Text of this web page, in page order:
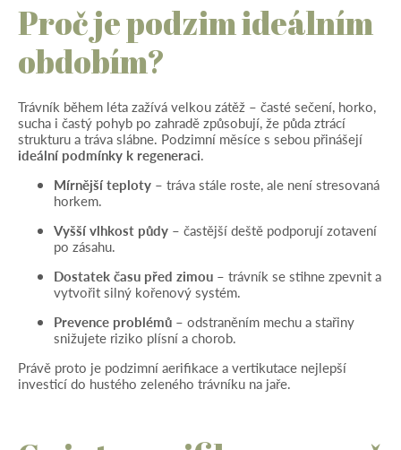
Proč je podzim ideálním
obdobím?
Trávník během léta zažívá velkou zátěž – časté sečení, horko,
sucha i častý pohyb po zahradě způsobují, že půda ztrácí
strukturu a tráva slábne. Podzimní měsíce s sebou přinášejí
ideální podmínky k regeneraci.
Mírnější teploty – tráva stále roste, ale není stresovaná
horkem.
Vyšší vlhkost půdy – častější deště podporují zotavení
po zásahu.
Dostatek času před zimou – trávník se stihne zpevnit a
vytvořit silný kořenový systém.
Prevence problémů – odstraněním mechu a stařiny
snižujete riziko plísní a chorob.
Právě proto je podzimní aerifikace a vertikutace nejlepší
investicí do hustého zeleného trávníku na jaře.